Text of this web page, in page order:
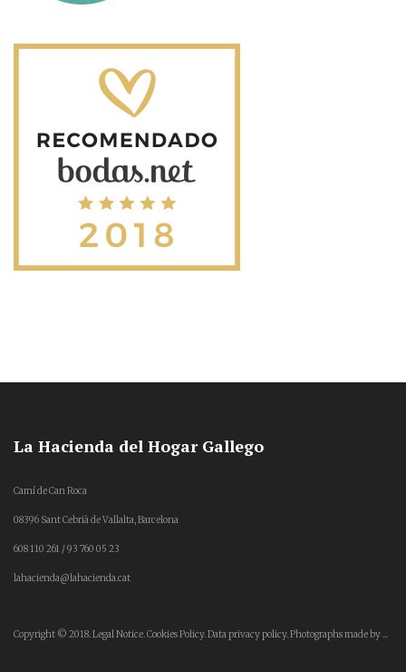
La Hacienda del Hogar Gallego
Camí de Can Roca
08396 Sant Cebrià de Vallalta, Barcelona
608 110 261 / 93 760 05 23
lahacienda@lahacienda.cat
Copyright © 2018.Legal Notice.Cookies Policy.Data privacy policy.Photographs made by ...